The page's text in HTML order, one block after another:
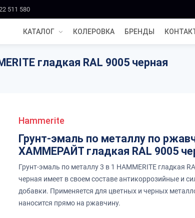
511 580
КАТАЛОГ КОЛЕРОВКА БРЕНДЫ
гладкая RAL 9005 черная
Hammerite
Грунт-эмаль по металлу по
ХАММЕРАЙТ гладкая RAL 9005
Грунт-эмаль по металлу 3 в 1 HAMMERITE гладкая
черная имеет в своем составе антикоррозийные и
добавки. Применяется для цветных и черных
наносится прямо на ржавчину.